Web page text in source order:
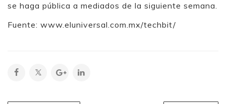
se haga pública a mediados de la siguiente semana.
Fuente: www.eluniversal.com.mx/techbit/